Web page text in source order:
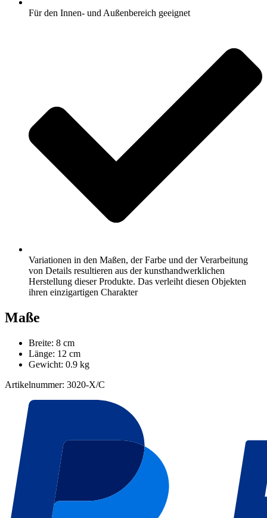
Für den Innen- und Außenbereich geeignet
Variationen in den Maßen, der Farbe und der Verarbeitung
von Details resultieren aus der kunsthandwerklichen
Herstellung dieser Produkte. Das verleiht diesen Objekten
ihren einzigartigen Charakter
Maße
Breite: 8 cm
Länge: 12 cm
Gewicht: 0.9 kg
Artikelnummer: 3020-X/C